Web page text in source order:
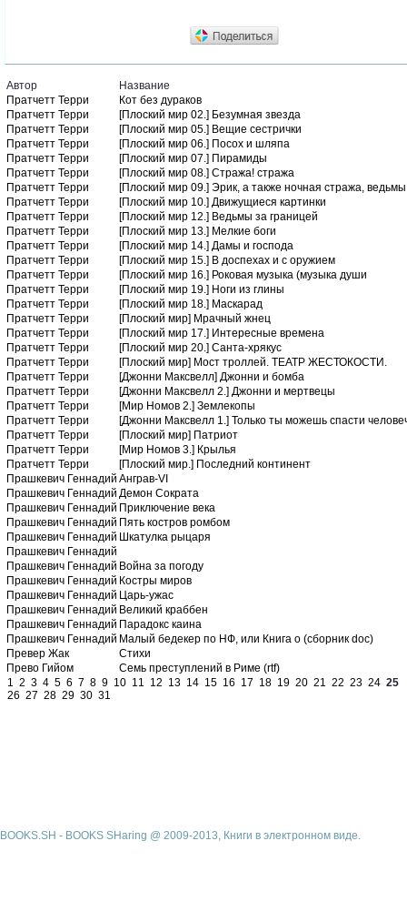
Автор
Название
Пратчетт Терри
Кот без дураков
Пратчетт Терри
[Плоский мир 02.] Безумная звезда
Пратчетт Терри
[Плоский мир 05.] Вещие сестрички
Пратчетт Терри
[Плоский мир 06.] Посох и шляпа
Пратчетт Терри
[Плоский мир 07.] Пирамиды
Пратчетт Терри
[Плоский мир 08.] Стража! стража
Пратчетт Терри
[Плоский мир 09.] Эрик, а также ночная стража, ведьмы
Пратчетт Терри
[Плоский мир 10.] Движущиеся картинки
Пратчетт Терри
[Плоский мир 12.] Ведьмы за границей
Пратчетт Терри
[Плоский мир 13.] Мелкие боги
Пратчетт Терри
[Плоский мир 14.] Дамы и господа
Пратчетт Терри
[Плоский мир 15.] В доспехах и с оружием
Пратчетт Терри
[Плоский мир 16.] Роковая музыка (музыка души
Пратчетт Терри
[Плоский мир 19.] Ноги из глины
Пратчетт Терри
[Плоский мир 18.] Маскарад
Пратчетт Терри
[Плоский мир] Мрачный жнец
Пратчетт Терри
[Плоский мир 17.] Интересные времена
Пратчетт Терри
[Плоский мир 20.] Санта-хрякус
Пратчетт Терри
[Плоский мир] Мост троллей. ТЕАТР ЖЕСТОКОСТИ.
Пратчетт Терри
[Джонни Максвелл] Джонни и бомба
Пратчетт Терри
[Джонни Максвелл 2.] Джонни и мертвецы
Пратчетт Терри
[Мир Номов 2.] Землекопы
Пратчетт Терри
[Джонни Максвелл 1.] Только ты можешь спасти
Пратчетт Терри
[Плоский мир] Патриот
Пратчетт Терри
[Мир Номов 3.] Крылья
Пратчетт Терри
[Плоский мир.] Последний континент
Прашкевич Геннадий Анграв-VI
Прашкевич Геннадий Демон Сократа
Прашкевич Геннадий Приключение века
Прашкевич Геннадий Пять костров ромбом
Прашкевич Геннадий Шкатулка рыцаря
Прашкевич Геннадий
Прашкевич Геннадий Война за погоду
Прашкевич Геннадий Костры миров
Прашкевич Геннадий Царь-ужас
Прашкевич Геннадий Великий краббен
Прашкевич Геннадий Парадокс каина
Прашкевич Геннадий Малый бедекер по НФ, или Книга о (сборник doc)
Превер Жак
Стихи
Прево Гийом
Семь преступлений в Риме (rtf)
1 2 3 4 5 6 7 8 9 10 11 12 13 14 15 16 17 18 19 20 21 22 23 24 25
26 27 28 29 30 31
BOOKS.SH - BOOKS SHaring @ 2009-2013, Книги в электронном виде.